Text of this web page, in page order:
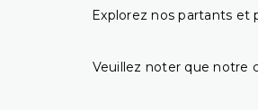
Explorez nos partants et
Veuillez noter que notre